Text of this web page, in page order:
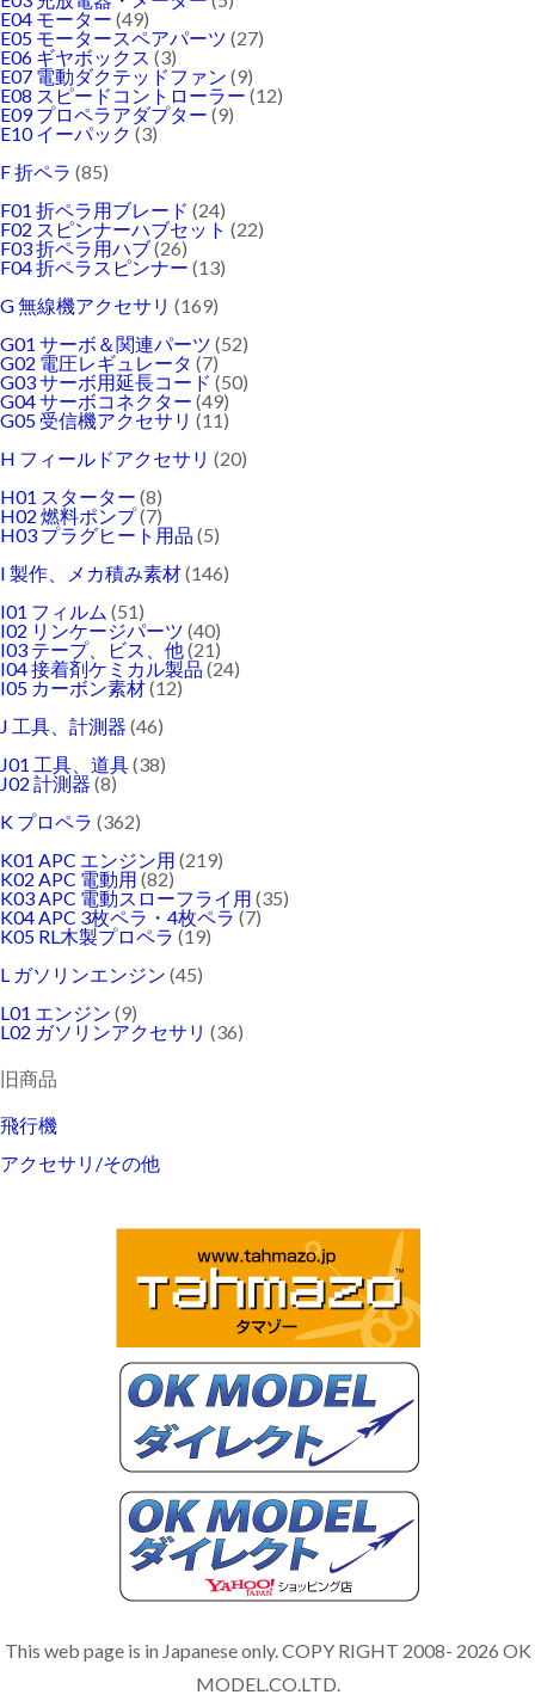
E04 モーター (49)
E05 モータースペアパーツ (27)
E06 ギヤボックス (3)
E07 電動ダクテッドファン (9)
E08 スピードコントローラー (12)
E09 プロペラアダプター (9)
E10 イーパック (3)
F 折ペラ (85)
F01 折ペラ用ブレード (24)
F02 スピンナーハブセット (22)
F03 折ペラ用ハブ(26)
F04 折ペラスピンナー (13)
G 無線機アクセサリ (169)
G01 サーボ＆関連パーツ (52)
G02 電圧レギュレータ (7)
G03 サーボ用延長コード (50)
G04 サーボコネクター (49)
G05 受信機アクセサリ (11)
H フィールドアクセサリ (20)
H01 スターター (8)
H02 燃料ポンプ(7)
H03 プラグヒート用品 (5)
I 製作、メカ積み素材(146)
I01 フィルム (51)
I02 リンケージパーツ (40)
I03 テープ、ビス、他(21)
I04 接着剤ケミカル製品 (24)
I05 カーボン素材(12)
J 工具、計測器 (46)
J01 工具、道具(38)
J02 計測器 (8)
K プロペラ (362)
K01 APC エンジン用 (219)
K02 APC 電動用 (82)
K03 APC 電動スローフライ用 (35)
K04 APC 3枚ペラ・4枚ペラ (7)
K05 RL木製プロペラ (19)
L ガソリンエンジン (45)
L01 エンジン (9)
L02 ガソリンアクセサリ (36)
旧商品
飛行機
アクセサリ/その他
This web page is in Japanese only. COPY RIGHT 2008- 2026 OK
MODEL.CO.LTD.